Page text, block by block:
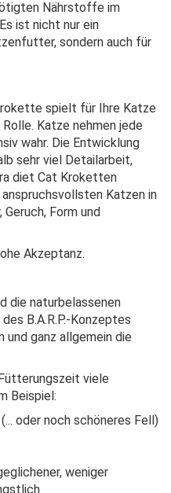
Nährstoffe im
ist nicht nur ein
sondern auch für
spielt für Ihre Katze
Katze nehmen jede
wahr. Die Entwicklung
sehr viel Detailarbeit,
diet Cat Kroketten
Katzen in
Form und
Akzeptanz.
die naturbelassenen
B.A.R.P.-Konzeptes
ganz allgemein die
viele
Beispiel:
oder noch schöneres Fell)
weniger